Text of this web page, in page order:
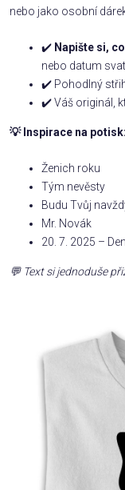
zájmy a
Domácnost
Kolekce
nebo jako osobní
✔️ Napište si,
nebo datum
✔️ Pohodlný
✔️ Váš originál,
💡 Inspirace na potisk:
Ženich roku
Tým nevěsty
Budu Tvůj
Mr. Novák
20. 7. 2025 –
💬 Text si jednoduše